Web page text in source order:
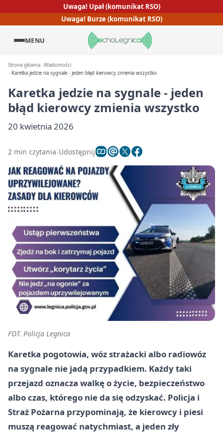
Uwaga! Upał (komunikat RSO)
Uwaga! Burze (komunikat RSO)
MENU
Strona główna Wiadomości
Karetka jedzie na sygnale - jeden błąd kierowcy zmienia wszystko
Karetka jedzie na sygnale - jeden
błąd kierowcy zmienia wszystko
20 kwietnia 2026
2 min czytania Udostępnij
FOT. Policja Legnica
Karetka pogotowia, wóz strażacki albo radiowóz
na sygnale nie jadą przypadkiem. Każdy taki
przejazd oznacza walkę o życie, bezpieczeństwo
albo czas, którego nie da się odzyskać. Policja i
Straż Pożarna przypominają, że kierowcy i piesi
muszą reagować natychmiast, a jeden zły